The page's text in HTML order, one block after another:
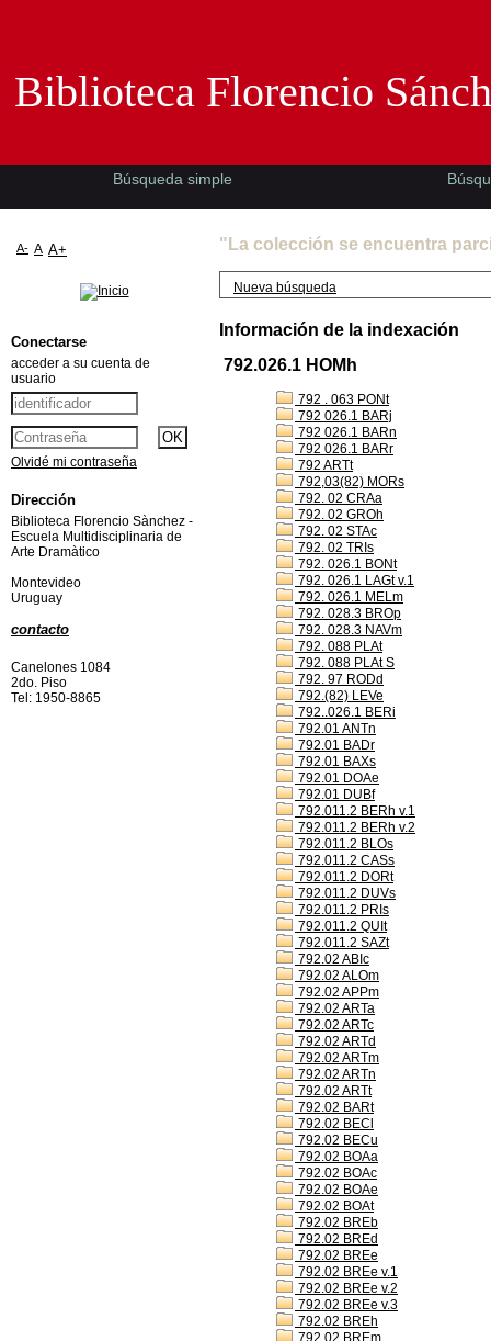
"La colección se encuentra
Nueva búsqueda
Información de la indexación
792.026.1 HOMh
792 . 063 PONt
792 026.1 BARj
792 026.1 BARn
792 026.1 BARr
792 ARTt
792,03(82) MORs
792. 02 CRAa
792. 02 GROh
792. 02 STAc
792. 02 TRIs
792. 026.1 BONt
792. 026.1 LAGt v.1
792. 026.1 MELm
792. 028.3 BROp
792. 028.3 NAVm
792. 088 PLAt
792. 088 PLAt S
792. 97 RODd
792.(82) LEVe
792..026.1 BERi
792.01 ANTn
792.01 BADr
792.01 BAXs
792.01 DOAe
792.01 DUBf
792.011.2 BERh v.1
792.011.2 BERh v.2
792.011.2 BLOs
792.011.2 CASs
792.011.2 DORt
792.011.2 DUVs
792.011.2 PRIs
792.011.2 QUIt
792.011.2 SAZt
792.02 ABIc
792.02 ALOm
792.02 APPm
792.02 ARTa
792.02 ARTc
792.02 ARTd
792.02 ARTm
792.02 ARTn
792.02 ARTt
792.02 BARt
792.02 BECl
792.02 BECu
792.02 BOAa
792.02 BOAc
792.02 BOAe
792.02 BOAt
792.02 BREb
792.02 BREd
792.02 BREe
792.02 BREe v.1
792.02 BREe v.2
792.02 BREe v.3
792.02 BREh
792.02 BREm
Biblioteca Florencio
Búsqueda simple
A- A A+
Conectarse
acceder a su cuenta de
usuario
Olvidé mi contraseña
Dirección
Biblioteca Florencio Sànchez -
Escuela Multidisciplinaria de
Arte Dramàtico
Montevideo
Uruguay
contacto
Canelones 1084
2do. Piso
Tel: 1950-8865